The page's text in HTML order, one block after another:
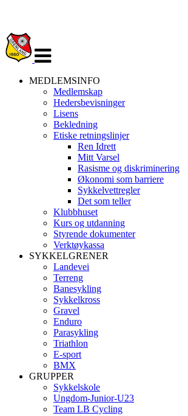
navigasjon
MEDLEMSINFO
Medlemskap
Hedersbevisninger
Lisens
Bekledning
Etiske retningslinjer
Ren Idrett
Mitt Varsel
Rasisme og diskriminering
Økonomi som barriere
Sykkelvettregler
Det som teller
Klubbhuset
Kurs og utdanning
Styrende dokumenter
Verktøykassa
SYKKELGRENER
Landevei
Terreng
Banesykling
Sykkelkross
Gravel
Enduro
Parasykling
Triathlon
E-sport
BMX
GRUPPER
Sykkelskole
Ungdom-Junior-U23
Team LB Cycling